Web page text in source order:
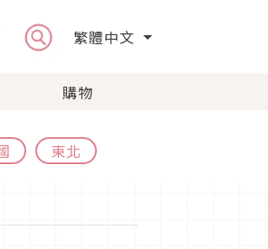
繁體中文
購物
東北